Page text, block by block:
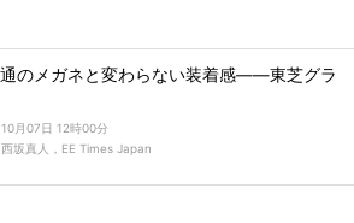
のメガネと変わらない装着感――東芝グラ
10月07日 12時00分
西坂真人，EE Times Japan